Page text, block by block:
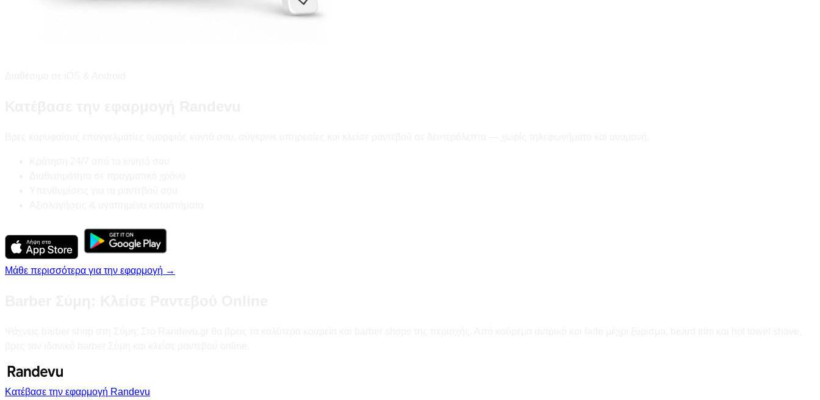
Μάθε περισσότερα για την εφαρμογή →
Κατέβασε την εφαρμογή Randevu